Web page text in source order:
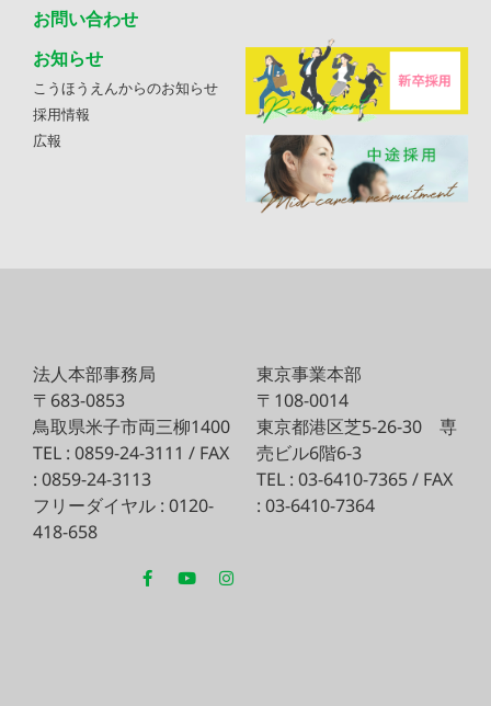
お問い合わせ
お知らせ
こうほうえんからのお知らせ
採用情報
広報
法人本部事務局
〒683-0853
鳥取県米子市両三柳1400
TEL : 0859-24-3111 / FAX
: 0859-24-3113
フリーダイヤル : 0120-
418-658
東京事業本部
〒108-0014
東京都港区芝5-26-30 専
売ビル6階6-3
TEL : 03-6410-7365 / FAX
: 03-6410-7364